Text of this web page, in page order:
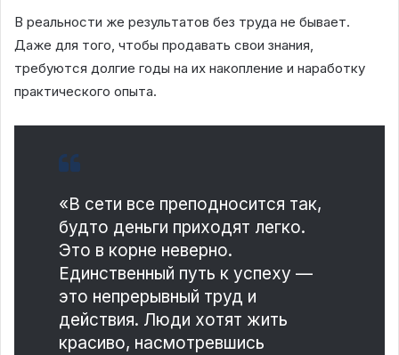
В реальности же результатов без труда не бывает.
Даже для того, чтобы продавать свои знания,
требуются долгие годы на их накопление и наработку
практического опыта.
«В сети все преподносится так,
будто деньги приходят легко.
Это в корне неверно.
Единственный путь к успеху —
это непрерывный труд и
действия. Люди хотят жить
красиво, насмотревшись